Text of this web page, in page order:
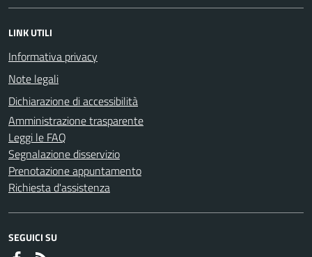
LINK UTILI
Informativa privacy
Note legali
Dichiarazione di accessibilità
Amministrazione trasparente
Leggi le FAQ
Segnalazione disservizio
Prenotazione appuntamento
Richiesta d'assistenza
SEGUICI SU